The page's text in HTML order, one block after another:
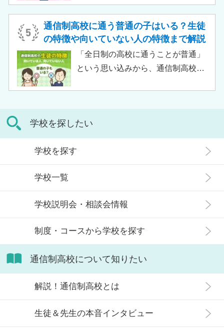
でしょう。 この記事では、サポート
校の特徴や通信制高校との違い、メ
リット・デメリットについて解説し
ます。
がある人もいるのではないでしょう
か。 結論から言うと、通信制高校に
行ったからといって「人生終了」で
は決してありません。通信制高校で
の記事では、通信制高校に行くこと
せた高校選びについて解説します。
通信制高校に通う普通の子はいる？生徒
の特徴や向いていない人の特徴まで解説
「全日制の高校に通うことが普通」
という思い込みから、通信制高校へ
生徒」などが通う学校という、先入
観がある人もいるかもしれません。
増加傾向にあり、さまざまな生徒が
在籍しています。 この記事では、通
信制高校にはどのような生徒が通っ
ているかや、通信制高校に向いてい
ます。
学校を探したい
学校を探す
学校一覧
学校説明会・相談会情報
制度・コースから学校を探す
通信制高校について知りたい
解説！通信制高校とは
生徒＆先生の本音インタビュー